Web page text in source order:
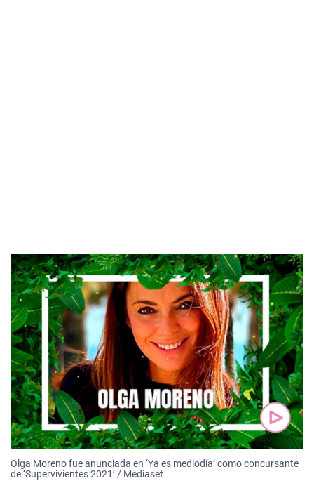
Olga Moreno fue anunciada en ‘Ya es mediodía’ como concursante
de ‘Supervivientes 2021’ / Mediaset